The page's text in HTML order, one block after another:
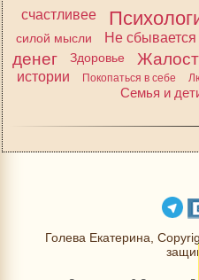
счастливее
силой мысли
Не сбывается
денег
Здоровье
истории
Покопаться в себе
Семья и
Голева Екатерина,